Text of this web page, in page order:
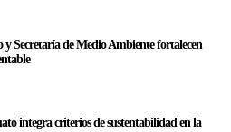
y Secretaría de Medio Ambiente fortalecen
integra criterios de sustentabilidad en la